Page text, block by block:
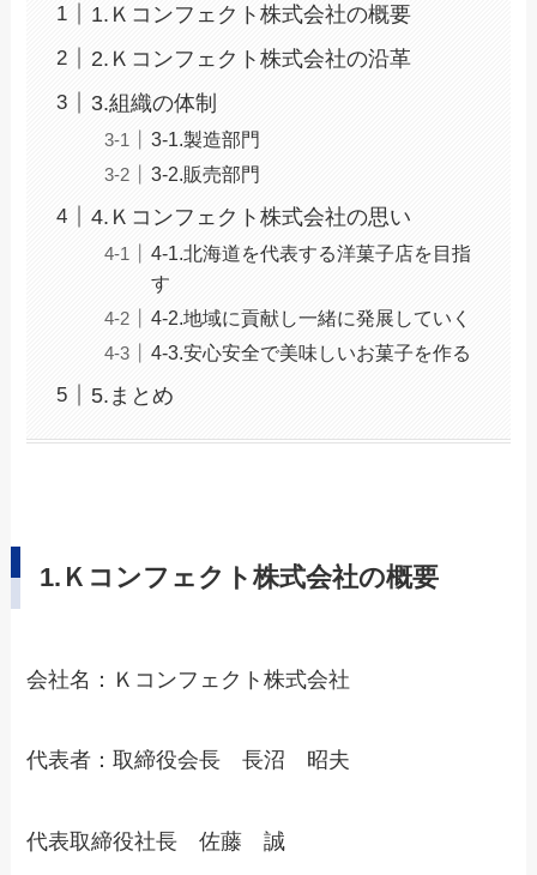
1.Ｋコンフェクト株式会社の概要
2.Ｋコンフェクト株式会社の沿革
3.組織の体制
3-1.製造部門
3-2.販売部門
4.Ｋコンフェクト株式会社の思い
4-1.北海道を代表する洋菓子店を目指
す
4-2.地域に貢献し一緒に発展していく
4-3.安心安全で美味しいお菓子を作る
5.まとめ
1.Ｋコンフェクト株式会社の概要
会社名：Ｋコンフェクト株式会社
代表者：取締役会長 長沼 昭夫
代表取締役社長 佐藤 誠